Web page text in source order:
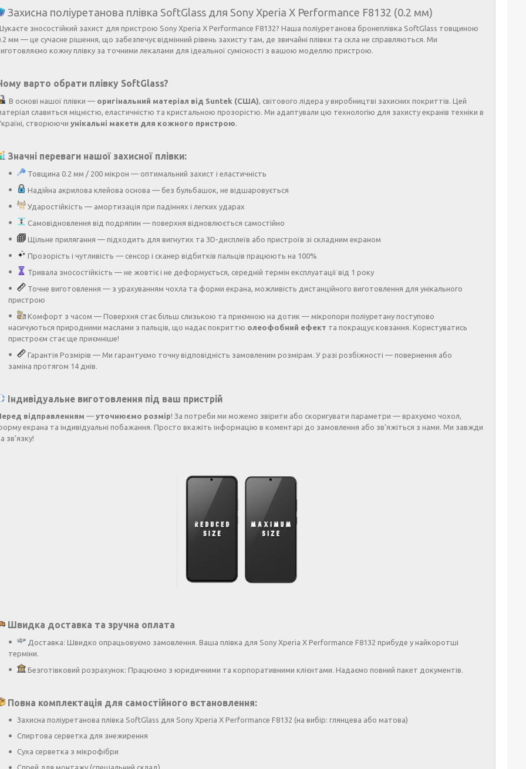
Захисна поліуретанова плівка SoftGlass для Sony Xperia X Performance F8132 (0.2 мм)
зносостійкий захист для пристрою Sony Xperia X Performance F8132? Наша поліуретанова бронеплівка SoftGlass товщиною
мм — це сучасне рішення, що забезпечує відмінний рівень захисту там, де звичайні плівки та скла не справляються. Ми
кожну плівку за точними лекалами для ідеальної сумісності з вашою моделлю пристрою.
варто обрати плівку SoftGlass?
В основі нашої плівки — оригінальний матеріал від Suntek (США) , світового лідера у виробництві захисних покриттів. Цей
славиться міцністю, еластичністю та кристальною прозорістю. Ми адаптували цю технологію для захисту екранів техніки в
створюючи унікальні макети для кожного пристрою
Значні переваги нашої захисної плівки:
Товщина 0.2 мм / 200 мікрон — оптимальний захист і еластичність
Надійна акрилова клейова основа — без бульбашок, не відшаровується
Ударостійкість — амортизація при падіннях і легких ударах
Самовідновлення від подряпин — поверхня відновлюється самостійно
Щільне прилягання — підходить для вигнутих та 3D-дисплеїв або пристроїв зі складним екраном
Прозорість і чутливість — сенсор і сканер відбитків пальців працюють на 100%
Тривала зносостійкість — не жовтіє і не деформується, середній термін експлуатації від 1 року
Точне виготовлення — з урахуванням чохла та форми екрана, можливість дистанційного виготовлення для унікального
пристрою
Комфорт з часом — Поверхня стає більш слизькою та приємною на дотик — мікропори поліуретану поступово
насичуються природними маслами з пальців, що надає покриттю олеофобний ефект та покращує ковзання. Користуватись
пристроєм стає ще приємніше!
Гарантія Розмірів — Ми гарантуємо точну відповідність замовленим розмірам. У разі розбіжності — повернення або
заміна протягом 14 днів.
Індивідуальне виготовлення під ваш пристрій
відправленням — уточнюємо розмір! За потреби ми можемо звірити або скоригувати параметри — врахуємо чохол,
екрана та індивідуальні побажання. Просто вкажіть інформацію в коментарі до замовлення або зв’яжіться з нами. Ми завжди
зв’язку!
Швидка доставка та зручна оплата
Доставка: Швидко опрацьовуємо замовлення. Ваша плівка для Sony Xperia X Performance F8132 прибуде у найкоротші
терміни.
Безготівковий розрахунок: Працюємо з юридичними та корпоративними клієнтами. Надаємо повний пакет документів.
Повна комплектація для самостійного встановлення:
Захисна поліуретанова плівка SoftGlass для Sony Xperia X Performance F8132 (на вибір: глянцева або матова)
Спиртова серветка для знежирення
Суха серветка з мікрофібри
Спрей для монтажу (спеціальний склад)